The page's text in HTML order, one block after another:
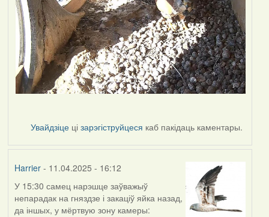
Увайдзіце цізарэгіструйцеся каб пакідаць каментары.
Harrier- 11.04.2025 - 16:12
У 15:30 самец нарэшце заўважыў
непарадак на гняздзе і закаціў яйка назад,
да іншых, у мёртвую зону камеры: